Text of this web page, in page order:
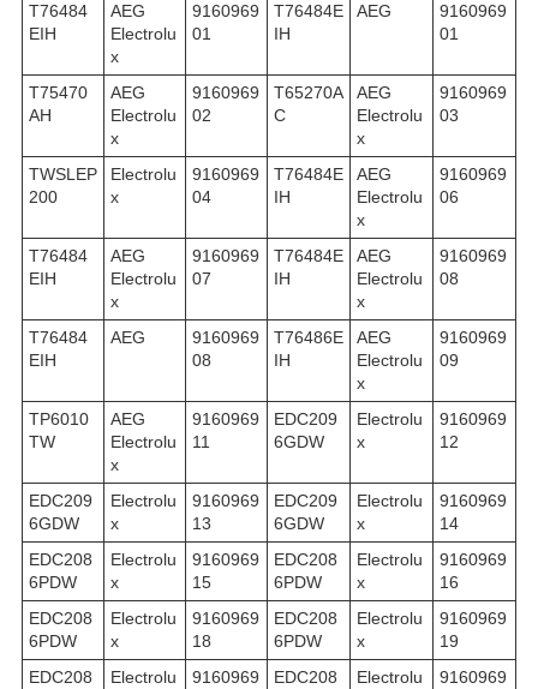
T76484
EIH
AEG
Electrolu
x
9160969
01
T76484E
IH
AEG
9160969
01
T75470
AH
AEG
Electrolu
x
9160969
02
T65270A
C
AEG
Electrolu
x
9160969
03
TWSLEP
200
Electrolu
x
9160969
04
T76484E
IH
AEG
Electrolu
x
9160969
06
T76484
EIH
AEG
Electrolu
x
9160969
07
T76484E
IH
AEG
Electrolu
x
9160969
08
T76484
EIH
AEG
9160969
08
T76486E
IH
AEG
Electrolu
x
9160969
09
TP6010
TW
AEG
Electrolu
x
9160969
11
EDC209
6GDW
Electrolu
x
9160969
12
EDC209
6GDW
Electrolu
x
9160969
13
EDC209
6GDW
Electrolu
x
9160969
14
EDC208
6PDW
Electrolu
x
9160969
15
EDC208
6PDW
Electrolu
x
9160969
16
EDC208
6PDW
Electrolu
x
9160969
18
EDC208
6PDW
Electrolu
x
9160969
19
EDC208
Electrolu
9160969
EDC208
Electrolu
9160969